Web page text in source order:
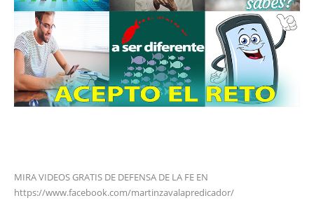
MIRA VIDEOS GRATIS DE DEFENSA DE LA FE EN
https://www.facebook.com/martinzavalapredicador/